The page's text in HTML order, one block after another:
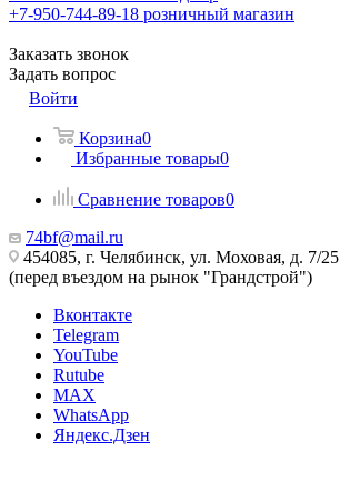
+7-950-744-89-18 розничный магазин
Заказать звонок
Задать вопрос
Войти
Корзина0
Избранные товары0
Сравнение товаров0
74bf@mail.ru
454085, г. Челябинск, ул. Моховая, д. 7/25
(перед въездом на рынок "Грандстрой")
Вконтакте
Telegram
YouTube
Rutube
MAX
WhatsApp
Яндекс.Дзен